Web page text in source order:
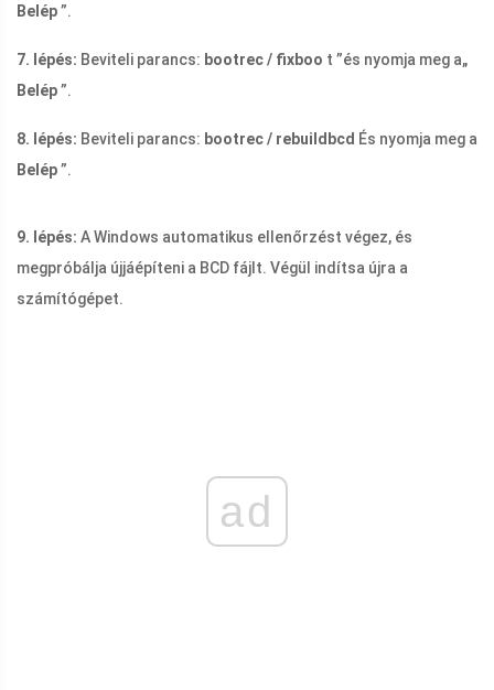
Belép”.
7. lépés: Beviteli parancs: bootrec / fixboo t ”és nyomja meg a„
Belép”.
8. lépés: Beviteli parancs: bootrec / rebuildbcd És nyomja meg a
Belép”.
9. lépés: A Windows automatikus ellenőrzést végez, és
megpróbálja újjáépíteni a BCD fájlt. Végül indítsa újra a
számítógépet.
ad